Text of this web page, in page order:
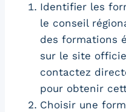
Identifier les
le conseil
des formations
sur le site
contactez
pour obtenir
Choisir une